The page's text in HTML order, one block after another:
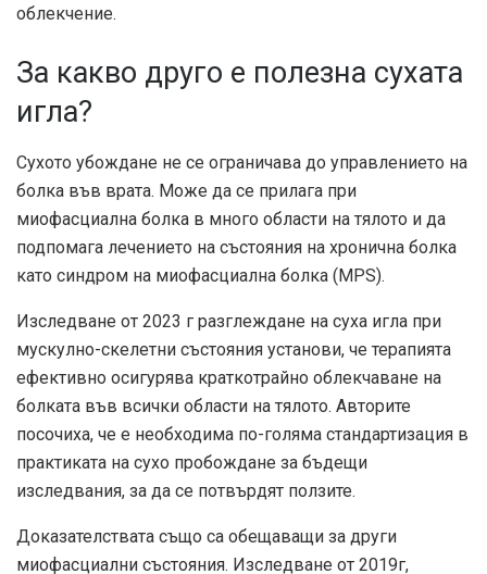
облекчение.
За какво друго е полезна сухата
игла?
Сухото убождане не се ограничава до управлението на
болка във врата. Може да се прилага при
миофасциална болка в много области на тялото и да
подпомага лечението на състояния на хронична болка
като синдром на миофасциална болка (MPS).
Изследване от 2023 г разглеждане на суха игла при
мускулно-скелетни състояния установи, че терапията
ефективно осигурява краткотрайно облекчаване на
болката във всички области на тялото. Авторите
посочиха, че е необходима по-голяма стандартизация в
практиката на сухо пробождане за бъдещи
изследвания, за да се потвърдят ползите.
Доказателствата също са обещаващи за други
миофасциални състояния. Изследване от 2019г,